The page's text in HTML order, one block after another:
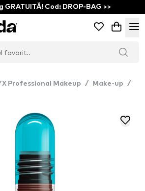
GRATUITĂ! Cod: DROP-BAG >>
Professional Makeup / Make-up
/